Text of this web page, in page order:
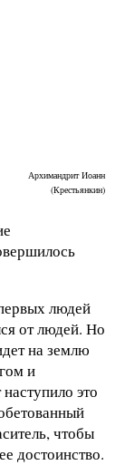
Архимандрит Иоанн
(Крестьянкин)
людей
от людей. Но
на землю
и
это
чтобы
достоинство.